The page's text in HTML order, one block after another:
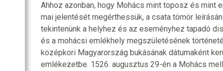
Ahhoz azonban, hogy Mohács mint toposz és mint
mai jelentését megérthessük, a csata tömör
tekintenünk a helyhez és az eseményhez tapadó
és a mohácsi emlékhely megszületésének
középkori Magyarország bukásának dátumaként
emlékezetbe. 1526. augusztus 29-én a Mohács